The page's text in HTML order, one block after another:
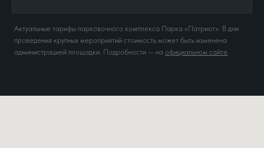
Актуальные тарифы парковочного комплекса Парка «Патриот». В дни
проведения крупных мероприятий стоимость может быть изменена
администрацией площадки. Подробности — на официальном сайте.